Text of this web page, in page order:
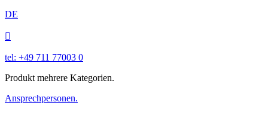
DE

tel: +49 711 77003 0
Produkt mehrere Kategorien.
Ansprechpersonen.